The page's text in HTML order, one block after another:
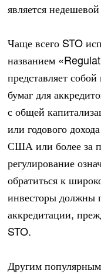
является
Чаще всего STO
названием
представляет
бумаг для
с общей
или годового
США или более за
регулирование
обратиться к
инвесторы должны
аккредитации,
STO.
Другим